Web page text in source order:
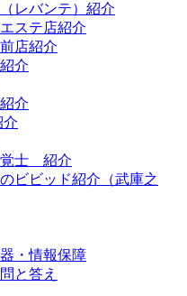
レバンテ）紹介
ステ店紹介
店紹介
介
介
介
覚士 紹介
ビビッド紹介（武庫之
・情報保障
と答え